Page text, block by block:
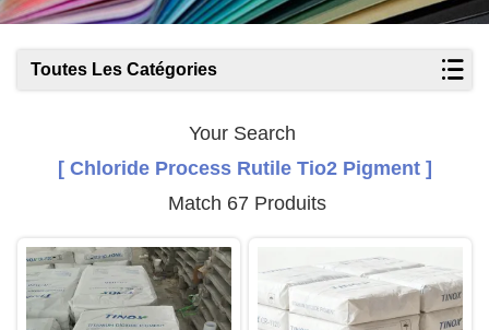
Toutes Les Catégories
Your Search
[ Chloride Process Rutile Tio2 Pigment ]
Match 67 Produits